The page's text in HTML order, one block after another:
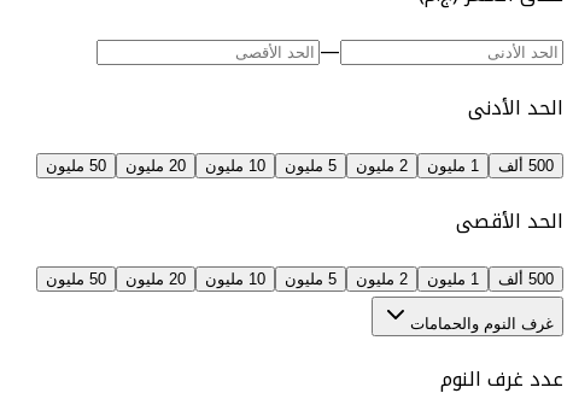
—
الحد الأدنى
500 ألف 1 مليون 2 مليون 5 مليون 10 مليون 20 مليون 50 مليون
الحد الأقصى
500 ألف 1 مليون 2 مليون 5 مليون 10 مليون 20 مليون 50 مليون
غرف النوم والحمامات
عدد غرف النوم